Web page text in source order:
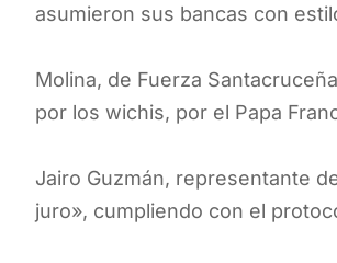
asumieron sus bancas con
Molina, de Fuerza
por los wichis, por el Papa
Jairo Guzmán, representante
juro», cumpliendo con el